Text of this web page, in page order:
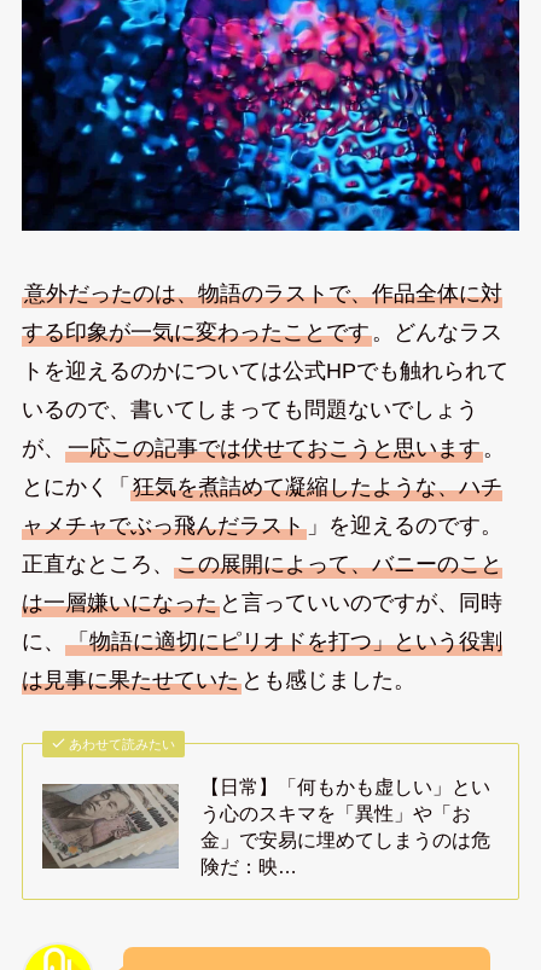
意外だったのは、物語のラストで、作品全体に対
する印象が一気に変わったことです。どんなラス
トを迎えるのかについては公式HPでも触れられて
いるので、書いてしまっても問題ないでしょう
が、 一応この記事では伏せておこうと思います。
とにかく「 狂気を煮詰めて凝縮したような、ハチ
ャメチャでぶっ飛んだラスト」を迎えるのです。
正直なところ、 この展開によって、バニーのこと
は一層嫌いになったと言っていいのですが、同時
に、 「物語に適切にピリオドを打つ」という役割
は見事に果たせていたとも感じました。
あわせて読みたい
【日常】「何もかも虚しい」とい
う心のスキマを「異性」や「お
金」で安易に埋めてしまうのは危
険だ：映…